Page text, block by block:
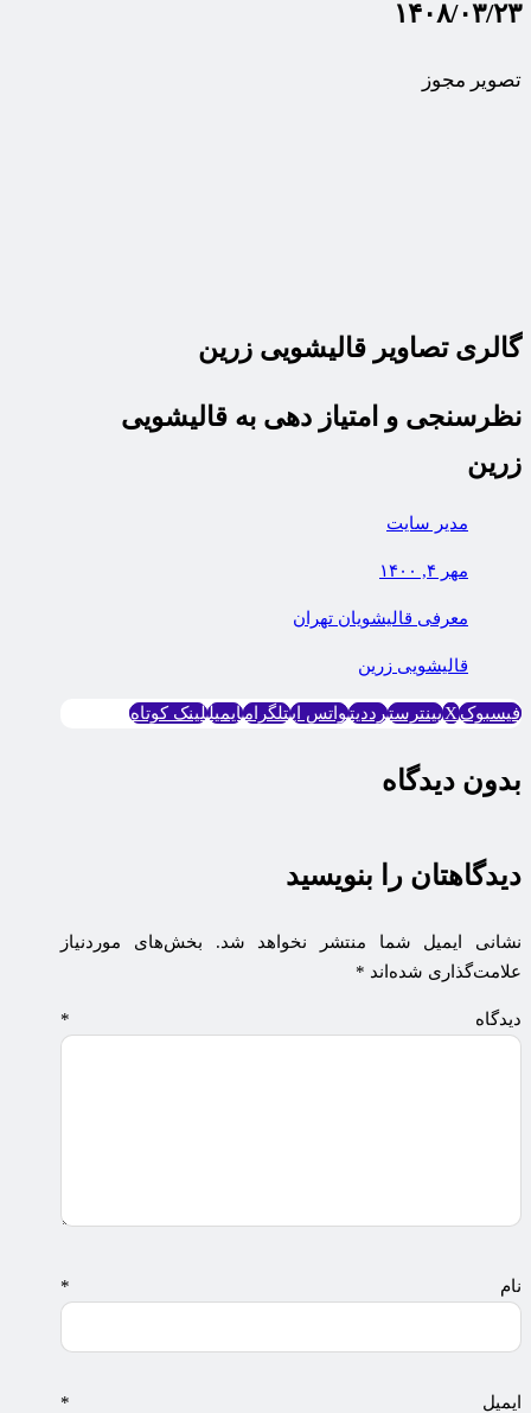
۱۴۰۸/۰۳/۲۳
تصویر مجوز
گالری تصاویر قالیشویی زرین
نظرسنجی و امتیاز دهی به قالیشویی
زرین
مدیر سایت
مهر ۴, ۱۴۰۰
معرفی قالیشویان تهران
قاليشویی زرين
فیسبوکXپینترسترددیتواتس اپتلگرامایمیللینک کوتاه
بدون دیدگاه
دیدگاهتان را بنویسید
نشانی ایمیل شما منتشر نخواهد شد.
بخش‌های موردنیاز
علامت‌گذاری شده‌اند *
دیدگاه *
نام *
ایمیل *